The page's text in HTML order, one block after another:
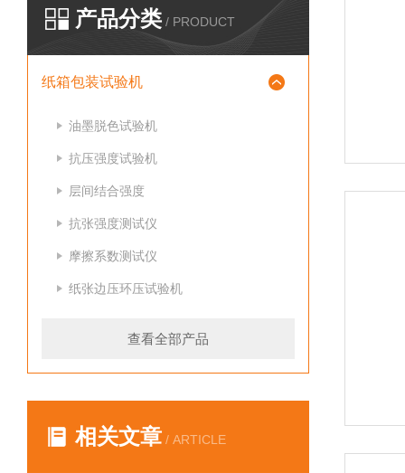
产品分类 / PRODUCT
纸箱包装试验机
油墨脱色试验机
抗压强度试验机
层间结合强度
抗张强度测试仪
摩擦系数测试仪
纸张边压环压试验机
查看全部产品
相关文章 / ARTICLE